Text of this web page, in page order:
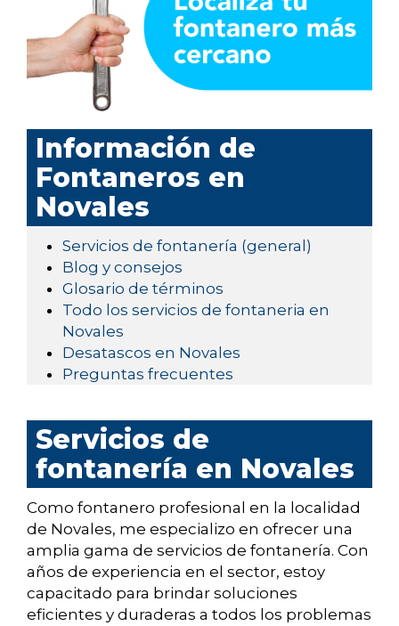
Información de
Fontaneros en
Novales
Servicios de fontanería (general)
Blog y consejos
Glosario de términos
Todo los servicios de fontaneria en
Novales
Desatascos en Novales
Preguntas frecuentes
Servicios de
fontanería en Novales
Como fontanero profesional en la localidad
de Novales, me especializo en ofrecer una
amplia gama de servicios de fontanería. Con
años de experiencia en el sector, estoy
capacitado para brindar soluciones
eficientes y duraderas a todos los problemas